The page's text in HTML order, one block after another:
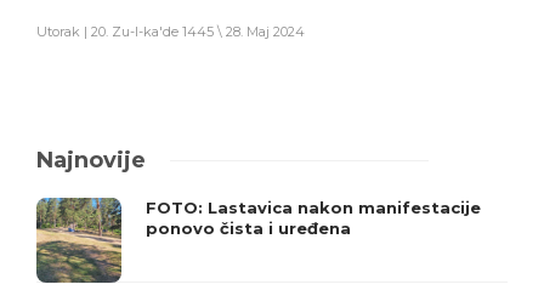
Utorak | 20. Zu-l-ka'de 1445 \ 28. Maj 2024
Najnovije
FOTO: Lastavica nakon manifestacije
ponovo čista i uređena